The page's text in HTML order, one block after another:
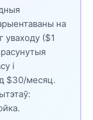
на
уваходу ($1
і
$30/месяц.